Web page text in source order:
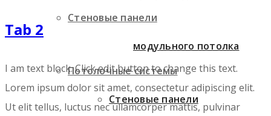
Стеновые панели
Потолочные системы
модульного потолка
Стеновые панели
Tab 2
I am text block. Click edit button to change this text.
Lorem ipsum dolor sit amet, consectetur adipiscing elit.
Ut elit tellus, luctus nec ullamcorper mattis, pulvinar